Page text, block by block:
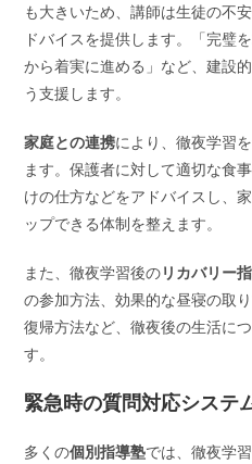
も大きいため、講師は生徒の不
ドバイスを提供します。「完璧
から着実に進める」など、建設
う支援します。
家庭との連携により、徹夜学習
ます。保護者に対して適切な食
けの仕方などをアドバイスし、
ップできる体制を整えます。
また、徹夜学習後のリカバリー
の参加方法、効果的な昼寝の取
復帰方法など、徹夜後の生活に
す。
緊急時の質問対応システ
多くの個別指導塾では、徹夜学